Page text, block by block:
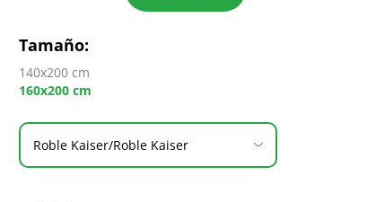
Tamaño:
140x200 cm
160x200 cm
Roble Kaiser/Roble Kaiser